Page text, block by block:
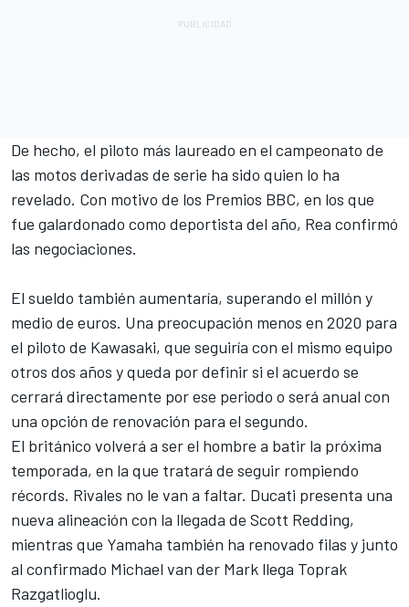
De hecho, el piloto más laureado en el campeonato de
las motos derivadas de serie ha sido quien lo ha
revelado. Con motivo de los Premios BBC, en los que
fue galardonado como deportista del año, Rea confirmó
las negociaciones.
El sueldo también aumentaría, superando el millón y
medio de euros. Una preocupación menos en 2020 para
el piloto de Kawasaki, que seguiría con el mismo equipo
otros dos años y queda por definir si el acuerdo se
cerrará directamente por ese periodo o será anual con
una opción de renovación para el segundo.
El británico volverá a ser el hombre a batir la próxima
temporada, en la que tratará de seguir rompiendo
récords. Rivales no le van a faltar. Ducati presenta una
nueva alineación con la llegada de Scott Redding,
mientras que Yamaha también ha renovado filas y junto
al confirmado Michael van der Mark llega Toprak
Razgatlioglu.